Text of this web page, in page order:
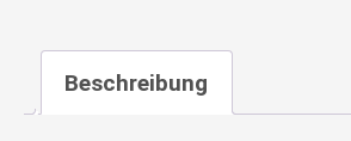
Beschreibung